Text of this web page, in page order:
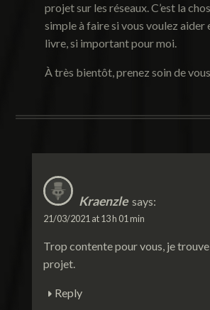
projet sur les réseaux. C’est la
simple à faire si vous voulez aider
livre, si important pour moi.
À très bientôt, prenez soin de
Kraenzle says:
21/03/2021 at 13 h 01 min
Trop contente pour vous, je
projet.
Reply